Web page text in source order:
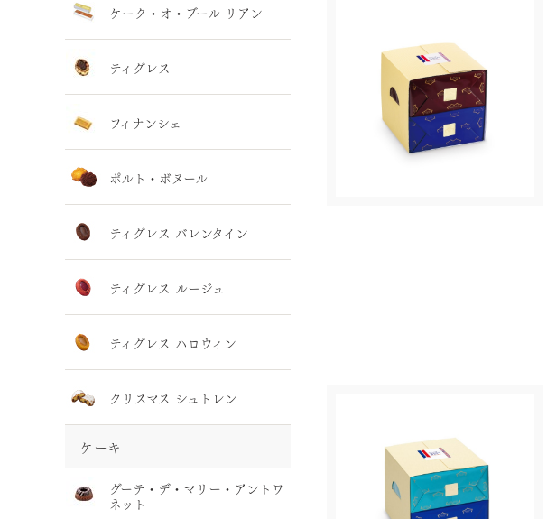
ケーク・オ・ブール リアン
ティグレス
フィナンシェ
ポルト・ボヌール
ティグレス バレンタイン
ティグレス ルージュ
ティグレス ハロウィン
クリスマス シュトレン
ケーキ
グーテ・デ・マリー・アントワ
ネット